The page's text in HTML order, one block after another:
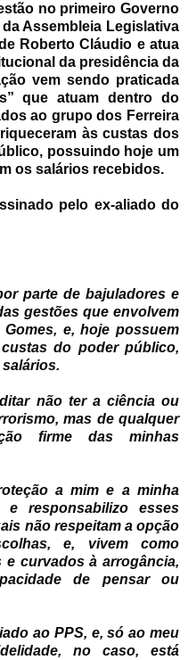
no primeiro Governo
Assembleia Legislativa
Roberto Cláudio e atua
da presidência da
vem sendo praticada
que atuam dentro do
ao grupo dos Ferreira
às custas dos
possuindo hoje um
os salários recebidos.
pelo ex-aliado do
parte de bajuladores e
gestões que envolvem
e, hoje possuem
do poder público,
não ter a ciência ou
mas de qualquer
firme das minhas
a mim e a minha
responsabilizo esses
não respeitam a opção
e, vivem como
curvados à arrogância,
de pensar ou
ao PPS, e, só ao meu
no caso, está